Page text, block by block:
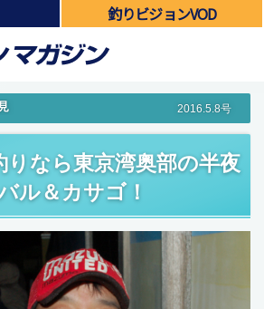
釣りビジョンVOD
2016.5.8号
りなら東京湾奥部の半夜
ル＆カサゴ！